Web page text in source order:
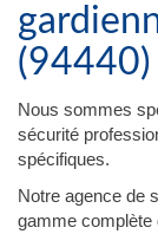
(94440)
Nous sommes
sécurité
spécifiques.
Notre agence de
gamme complète